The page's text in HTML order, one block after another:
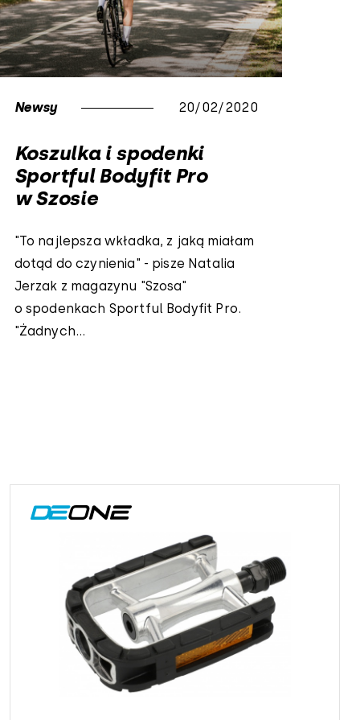
Newsy 20/02/2020
Koszulka i spodenki
Sportful Bodyfit Pro
w Szosie
"To najlepsza wkładka, z jaką miałam
dotąd do czynienia" - pisze Natalia
Jerzak z magazynu "Szosa"
o spodenkach Sportful Bodyfit Pro.
"Żadnych...